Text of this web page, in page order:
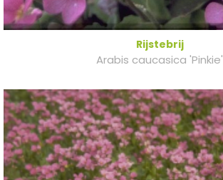
Rijstebrij
Arabis caucasica 'Pinkie'